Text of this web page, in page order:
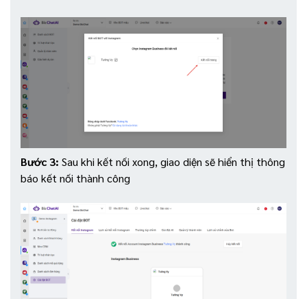
Bước 3: Sau khi kết nối xong, giao diện sẽ hiển thị thông
báo kết nối thành công